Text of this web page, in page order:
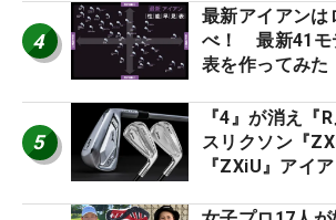
ー』 #女子プロ
4
最新アイアンは
べ！ 最新41モ
表を作ってみた
5
『4』が消え『
スリクソン『
『ZXiU』アイ